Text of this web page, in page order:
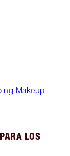
Makeup
LOS